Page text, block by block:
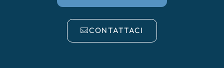
CONTATTACI